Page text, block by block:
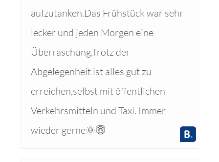
aufzutanken.Das Frühstück war sehr
lecker und jeden Morgen eine
Überraschung.Trotz der
Abgelegenheit ist alles gut zu
erreichen,selbst mit öffentlichen
Verkehrsmitteln und Taxi. Immer
wieder gerne🌞😇